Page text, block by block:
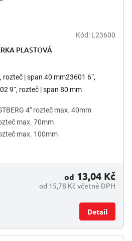
Kód: L23600
PLASTOVÁ
rozteč | span 40 mm23601 6˝,
9˝, rozteč | span 80 mm
4" rozteč max. 40mm
max. 70mm
max. 100mm
od 15,78 Kč včetně DPH
od 13,04 Kč
Detail